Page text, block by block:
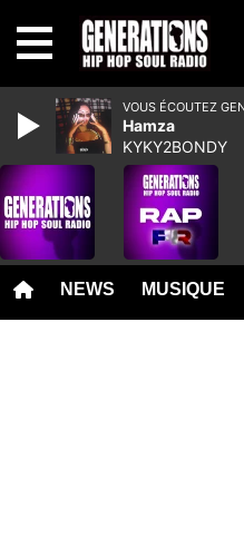
NEWS MUSIQUE
VOUS ÉCOUTEZ
Hamza
KYKY2BONDY